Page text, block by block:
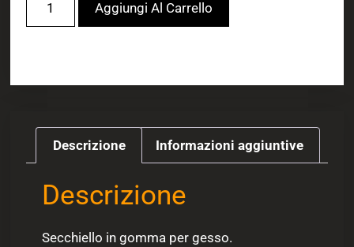
Aggiungi Al Carrello
Descrizione Informazioni aggiuntive
Descrizione
Secchiello in gomma per gesso.